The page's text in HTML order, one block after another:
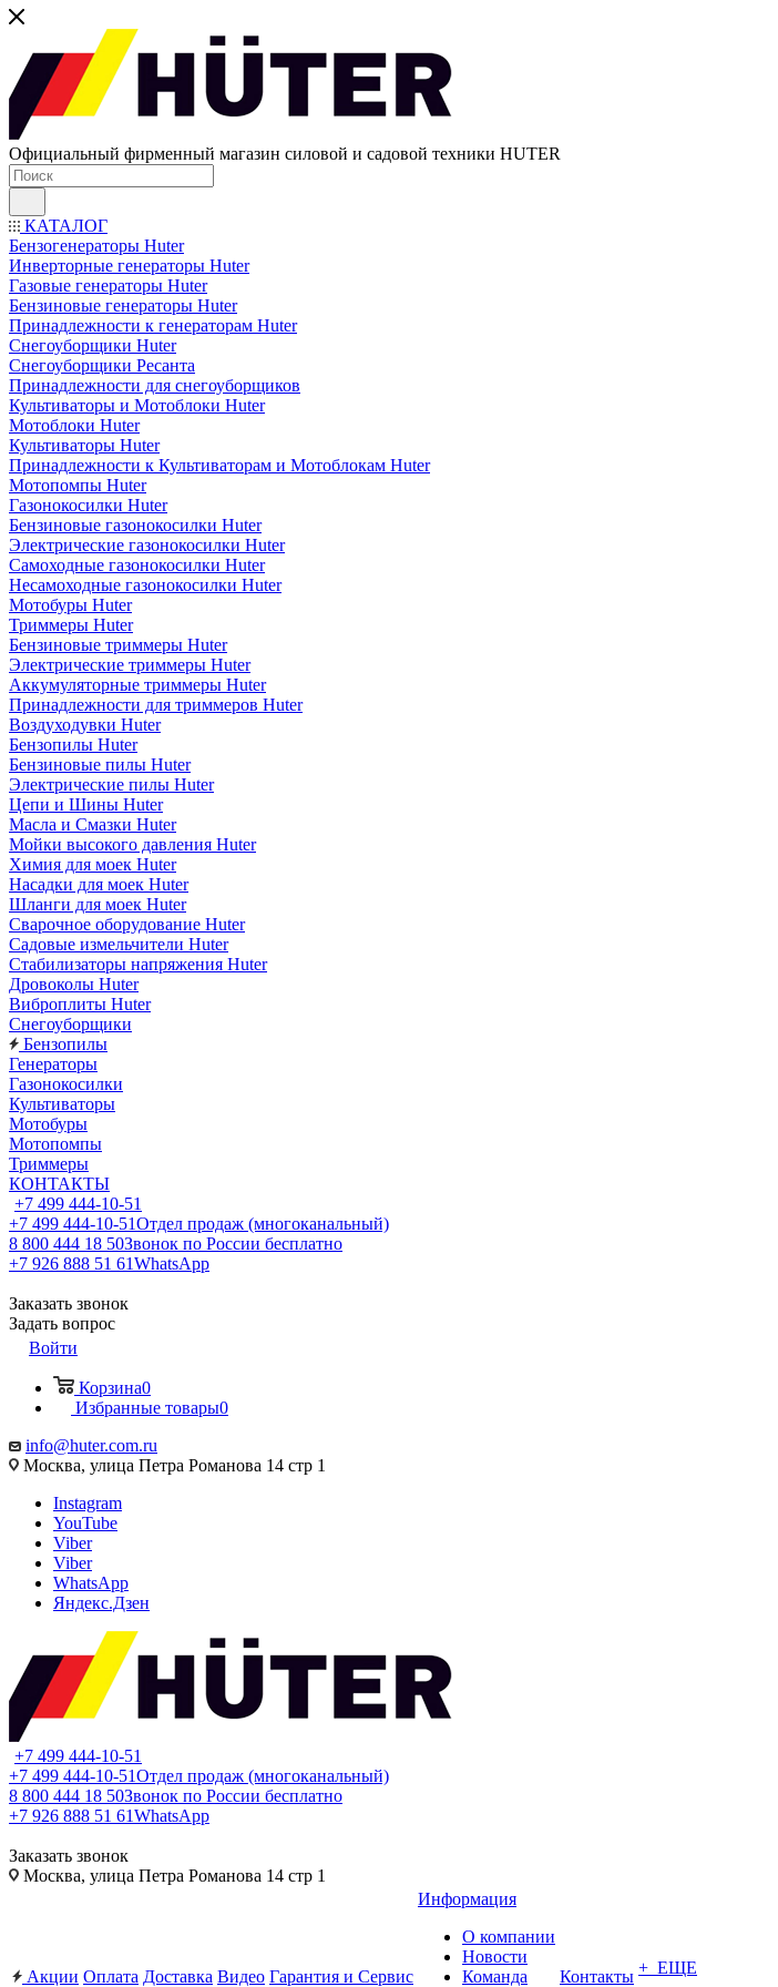
Официальный фирменный магазин силовой и садовой техники HUTER
КАТАЛОГ
Бензогенераторы Huter
Инверторные генераторы Huter
Газовые генераторы Huter
Бензиновые генераторы Huter
Принадлежности к генераторам Huter
Снегоуборщики Huter
Снегоуборщики Ресанта
Принадлежности для снегоуборщиков
Культиваторы и Мотоблоки Huter
Мотоблоки Huter
Культиваторы Huter
Принадлежности к Культиваторам и Мотоблокам Huter
Мотопомпы Huter
Газонокосилки Huter
Бензиновые газонокосилки Huter
Электрические газонокосилки Huter
Самоходные газонокосилки Huter
Несамоходные газонокосилки Huter
Мотобуры Huter
Триммеры Huter
Бензиновые триммеры Huter
Электрические триммеры Huter
Аккумуляторные триммеры Huter
Принадлежности для триммеров Huter
Воздуходувки Huter
Бензопилы Huter
Бензиновые пилы Huter
Электрические пилы Huter
Цепи и Шины Huter
Масла и Смазки Huter
Мойки высокого давления Huter
Химия для моек Huter
Насадки для моек Huter
Шланги для моек Huter
Сварочное оборудование Huter
Садовые измельчители Huter
Стабилизаторы напряжения Huter
Дровоколы Huter
Виброплиты Huter
Снегоуборщики
Бензопилы
Генераторы
Газонокосилки
Культиваторы
Мотобуры
Мотопомпы
Триммеры
КОНТАКТЫ
+7 499 444-10-51
+7 499 444-10-51Отдел продаж (многоканальный)
8 800 444 18 50Звонок по России бесплатно
+7 926 888 51 61WhatsApp
Заказать звонок
Задать вопрос
Войти
Корзина0
Избранные товары0
info@huter.com.ru
Москва, улица Петра Романова 14 стр 1
Instagram
YouTube
Viber
Viber
WhatsApp
Яндекс.Дзен
+7 499 444-10-51
+7 499 444-10-51Отдел продаж (многоканальный)
8 800 444 18 50Звонок по России бесплатно
+7 926 888 51 61WhatsApp
Заказать звонок
Москва, улица Петра Романова 14 стр 1
Акции Оплата Доставка Видео Гарантия и Сервис
Информация
О компании
Новости
Команда
Контакты + ЕЩЕ